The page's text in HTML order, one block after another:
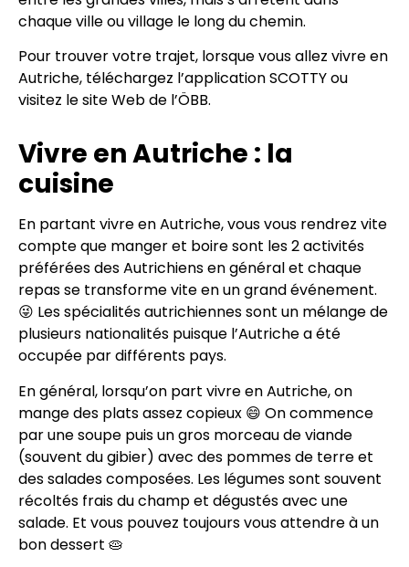
chaque ville ou village le long du chemin.
Pour trouver votre trajet, lorsque vous allez vivre en
Autriche, téléchargez l’application SCOTTY ou
visitez le site Web de l’ÖBB.
Vivre en Autriche : la
cuisine
En partant vivre en Autriche, vous vous rendrez vite
compte que manger et boire sont les 2 activités
préférées des Autrichiens en général et chaque
repas se transforme vite en un grand événement.
😜 Les spécialités autrichiennes sont un mélange de
plusieurs nationalités puisque l’Autriche a été
occupée par différents pays.
En général, lorsqu’on part vivre en Autriche, on
mange des plats assez copieux 😄 On commence
par une soupe puis un gros morceau de viande
(souvent du gibier) avec des pommes de terre et
des salades composées. Les légumes sont souvent
récoltés frais du champ et dégustés avec une
salade. Et vous pouvez toujours vous attendre à un
bon dessert 🥧